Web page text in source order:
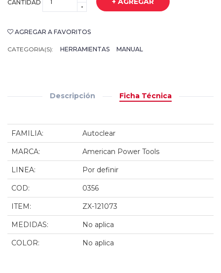
CANTIDAD
-
AGREGAR A FAVORITOS
CATEGORIA(S): HERRAMIENTAS MANUAL
Descripción Ficha Técnica
FAMILIA: Autoclear
MARCA: American Power Tools
LINEA: Por definir
COD: 0356
ITEM: ZX-121073
MEDIDAS: No aplica
COLOR: No aplica